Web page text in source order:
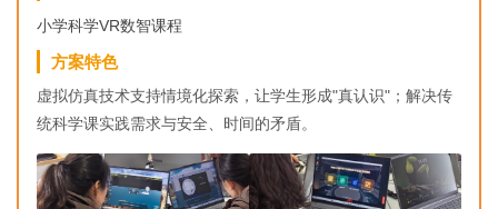
小学科学VR数智课程
方案特色
虚拟仿真技术支持情境化探索，让学生形成"真认识"；解决传
统科学课实践需求与安全、时间的矛盾。